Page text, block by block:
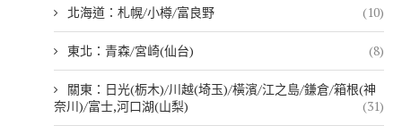
北海道：札幌/小樽/富良野 (10)
東北：青森/宮崎(仙台) (8)
關東：日光(栃木)/川越(埼玉)/橫濱/江之島/鎌倉/箱根(神
奈川)/富士,河口湖(山梨)
(31)